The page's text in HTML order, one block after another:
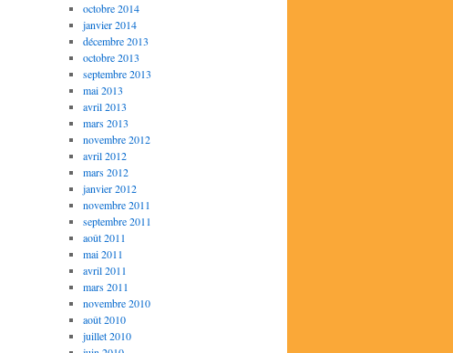
octobre 2014
janvier 2014
décembre 2013
octobre 2013
septembre 2013
mai 2013
avril 2013
mars 2013
novembre 2012
avril 2012
mars 2012
janvier 2012
novembre 2011
septembre 2011
août 2011
mai 2011
avril 2011
mars 2011
novembre 2010
août 2010
juillet 2010